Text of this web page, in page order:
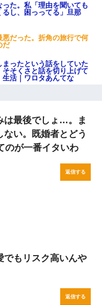
た。私「理由を聞いても
るし、困っってる」旦那
だった。折角の旅行で何
だ
ったという話をしていた
そくさと話を切り上げて
生活｜ワロタあんてな
は最後でしょ…。ま
い。既婚者とどう
のが一番イタいわ
返信する
でもリスク高いんや
返信する